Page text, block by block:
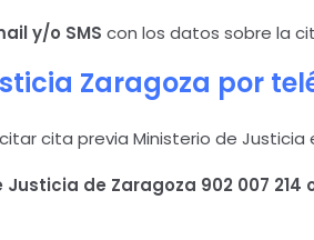
y/o SMS con los datos sobre la
Zaragoza por
cita previa Ministerio de Justicia
Justicia de Zaragoza 902 007